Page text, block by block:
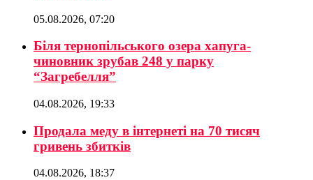
05.08.2026, 07:20
Біля тернопільського озера хапуга-
чиновник зрубав 248 у парку
“Загребелля”
04.08.2026, 19:33
Продала меду в інтернеті на 70 тисяч
гривень збитків
04.08.2026, 18:37